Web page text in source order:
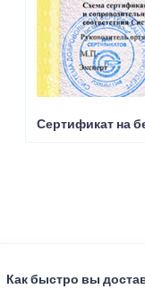
Сертификат на
Как быстро вы